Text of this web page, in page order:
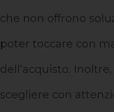
che non offrono
poter toccare con
dell’acquisto.
scegliere con